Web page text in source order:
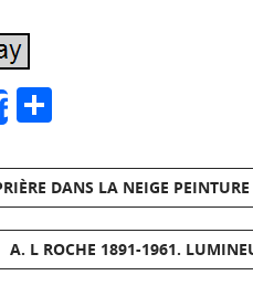
Share
DANS LA NEIGE
A. L ROCHE 1891-1961.